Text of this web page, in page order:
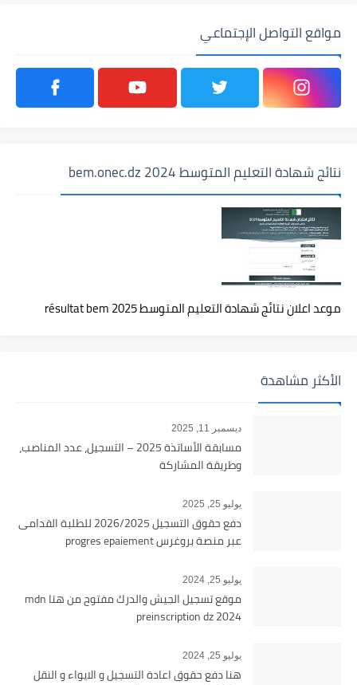
مواقع التواصل الإجتماعي
نتائج شهادة التعليم المتوسط 2024 bem.onec.dz
موعد اعلان نتائج شهادة التعليم المتوسط 2025 résultat bem
الأكثر مشاهدة
ديسمبر 11, 2025
مسابقة الأساتذة 2025 – التسجيل، عدد المناصب،
وطريقة المشاركة
يوليو 25, 2025
دفع حقوق التسجيل 2026/2025 للطلبة القدامى
عبر منصة بروغرس progres epaiement
يوليو 25, 2024
موقع تسجيل الجيش والدرك مفتوح من هنا mdn
preinscription dz 2024
يوليو 25, 2024
هنا دفع حقوق اعادة التسجيل و الايواء و النقل